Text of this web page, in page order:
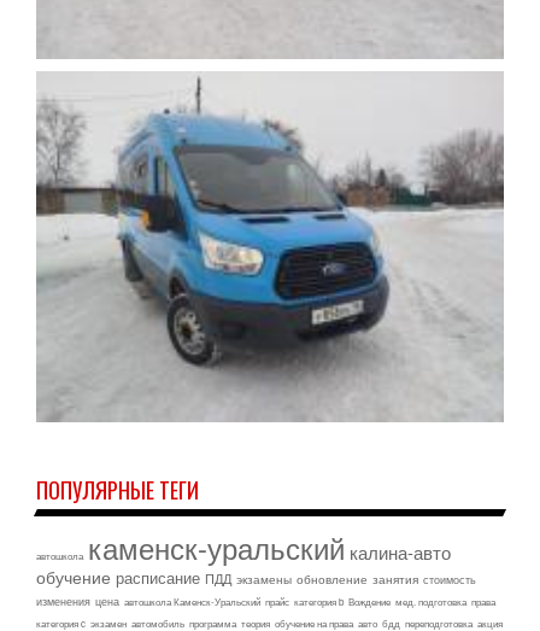
ПОПУЛЯРНЫЕ ТЕГИ
автошкола каменск-уральский калина-авто
обучение расписание ПДД экзамены обновление занятия стоимость
изменения цена автошкола Каменск-Уральский прайс категория b Вождение мед. подготовка права
категория c экзамен автомобиль программа теория обучение на права авто бдд переподготовка акция